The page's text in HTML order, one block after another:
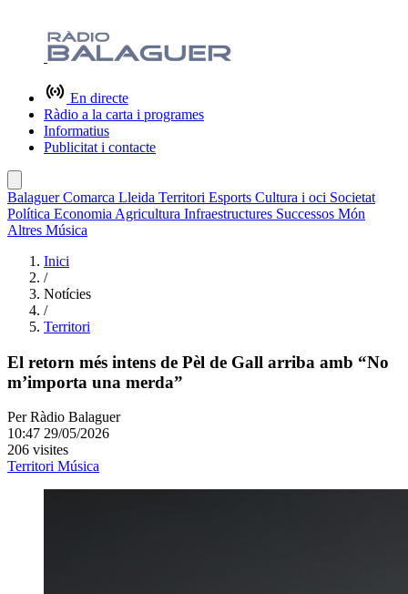
En directe
Ràdio a la carta i programes
Informatius
Publicitat i contacte
BalaguerComarca Lleida Territori Esports Cultura i oci Societat
Política Economia Agricultura Infraestructures Successos Món
Altres Música
Inici
/
Notícies
/
Territori
El retorn més intens de Pèl de Gall arriba amb “No
m’importa una merda”
Per Ràdio Balaguer
10:47 29/05/2026
206 visites
Territori Música